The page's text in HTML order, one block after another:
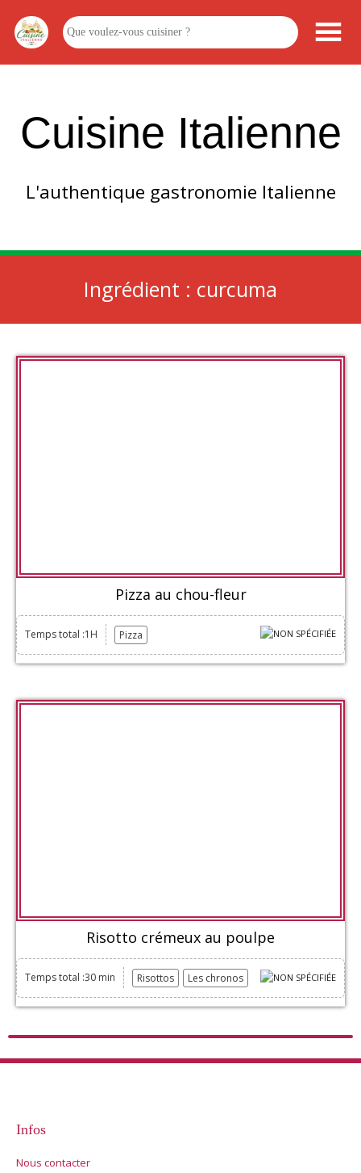
Cuisine Italienne
L'authentique gastronomie Italienne
Ingrédient : curcuma
Pizza au chou-fleur
Temps total :1H Pizza
Risotto crémeux au poulpe
Temps total :30 min Risottos Les chronos
Infos
Nous contacter